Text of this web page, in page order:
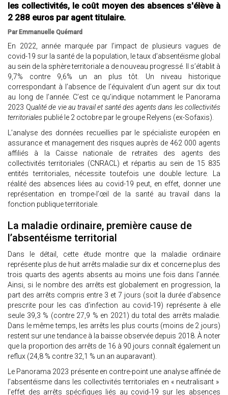
les collectivités, le coût moyen des absences s'élève à
2 288 euros par agent titulaire.
Par Emmanuelle Quémard
En 2022, année marquée par l’impact de plusieurs vagues de
covid-19 sur la santé de la population, le taux d’absentéisme global
au sein de la sphère territoriale a de nouveau progressé. Il s’établit à
9,7% contre 9,6% un an plus tôt. Un niveau historique
correspondant à l’absence de l’équivalent d’un agent sur dix tout
au long de l’année. C’est ce qu’indique notamment le Panorama
2023 Qualité de vie au travail et santé des agents dans les collectivités
territoriales publié le 2 octobre par le groupe Relyens (ex-Sofaxis).
L’analyse des données recueillies par le spécialiste européen en
assurance et management des risques auprès de 462 000 agents
affiliés à la Caisse nationale de retraites des agents des
collectivités territoriales (CNRACL) et répartis au sein de 15 835
entités territoriales, nécessite toutefois une double lecture. La
réalité des absences liées au covid-19 peut, en effet, donner une
représentation en trompe-l’œil de la santé au travail dans la
fonction publique territoriale.
La maladie ordinaire, première cause de
l’absentéisme territorial
Dans le détail, cette étude montre que la maladie ordinaire
représente plus de huit arrêts maladie sur dix et concerne plus des
trois quarts des agents absents au moins une fois dans l’année.
Ainsi, si le nombre des arrêts est globalement en progression, la
part des arrêts compris entre 3 et 7 jours (soit la durée d’absence
prescrite pour les cas d’infection au covid-19) représente à elle
seule 39,3 % (contre 27,9 % en 2021) du total des arrêts maladie.
Dans le même temps, les arrêts les plus courts (moins de 2 jours)
restent sur une tendance à la baisse observée depuis 2018. À noter
que la proportion des arrêts de 16 à 90 jours connaît également un
reflux (24,8 % contre 32,1 % un an auparavant).
Le Panorama 2023 présente en contre-point une analyse affinée de
l’absentéisme dans les collectivités territoriales en « neutralisant »
l’effet des arrêts spécifiques liés au covid-19 sur les absences